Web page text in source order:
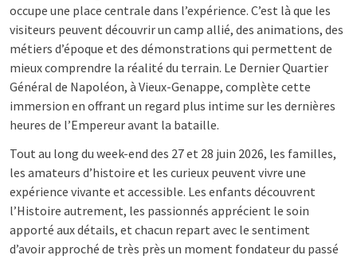
occupe une place centrale dans l’expérience. C’est là que les
visiteurs peuvent découvrir un camp allié, des animations, des
métiers d’époque et des démonstrations qui permettent de
mieux comprendre la réalité du terrain. Le Dernier Quartier
Général de Napoléon, à Vieux-Genappe, complète cette
immersion en offrant un regard plus intime sur les dernières
heures de l’Empereur avant la bataille.
Tout au long du week-end des 27 et 28 juin 2026, les familles,
les amateurs d’histoire et les curieux peuvent vivre une
expérience vivante et accessible. Les enfants découvrent
l’Histoire autrement, les passionnés apprécient le soin
apporté aux détails, et chacun repart avec le sentiment
d’avoir approché de très près un moment fondateur du passé